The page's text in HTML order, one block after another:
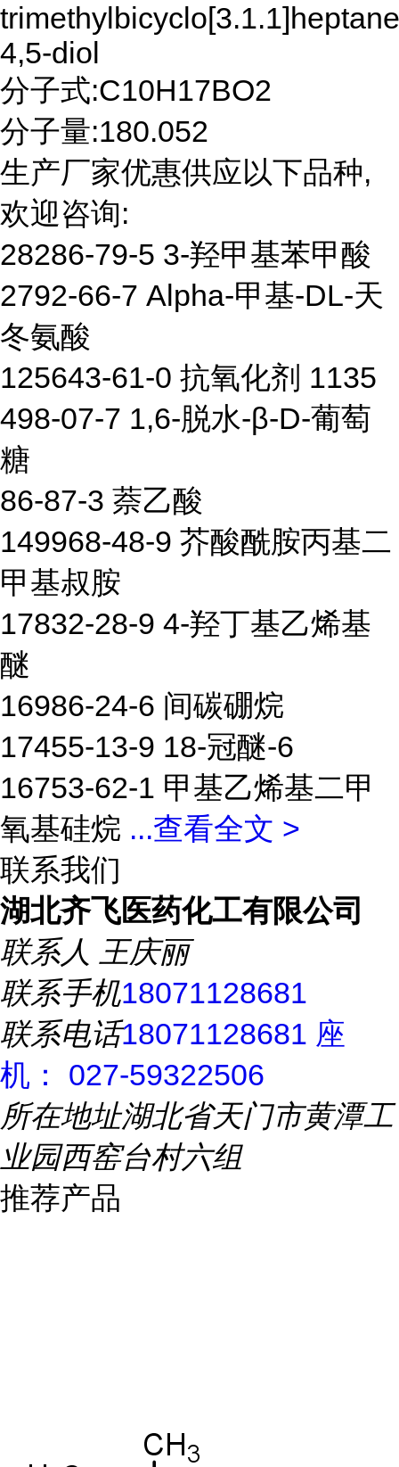
4,5-diol
分子式:C10H17BO2
分子量:180.052
生产厂家优惠供应以下品种,
欢迎咨询:
28286-79-5 3-羟甲基苯甲酸
2792-66-7 Alpha-甲基-DL-天
冬氨酸
125643-61-0 抗氧化剂 1135
498-07-7 1,6-脱水-β-D-葡萄
糖
86-87-3 萘乙酸
149968-48-9 芥酸酰胺丙基二
甲基叔胺
17832-28-9 4-羟丁基乙烯基
醚
16986-24-6 间碳硼烷
17455-13-9 18-冠醚-6
16753-62-1 甲基乙烯基二甲
氧基硅烷 ...查看全文 >
联系我们
湖北齐飞医药化工有限公司
联系人 王庆丽
联系手机18071128681
联系电话18071128681 座
机： 027-59322506
所在地址湖北省天门市黄潭工
业园西窑台村六组
推荐产品